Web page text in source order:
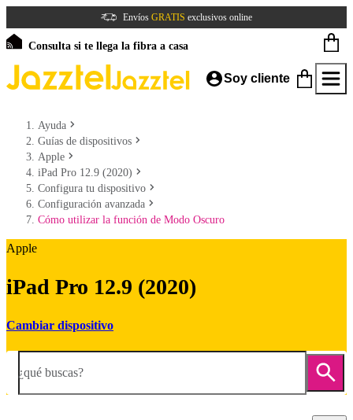
Envíos GRATIS exclusivos online
Consulta si te llega la fibra a casa
Soy cliente
Ayuda
Guías de dispositivos
Apple
iPad Pro 12.9 (2020)
Configura tu dispositivo
Configuración avanzada
Cómo utilizar la función de Modo Oscuro
Apple
iPad Pro 12.9 (2020)
Cambiar dispositivo
¿qué buscas?